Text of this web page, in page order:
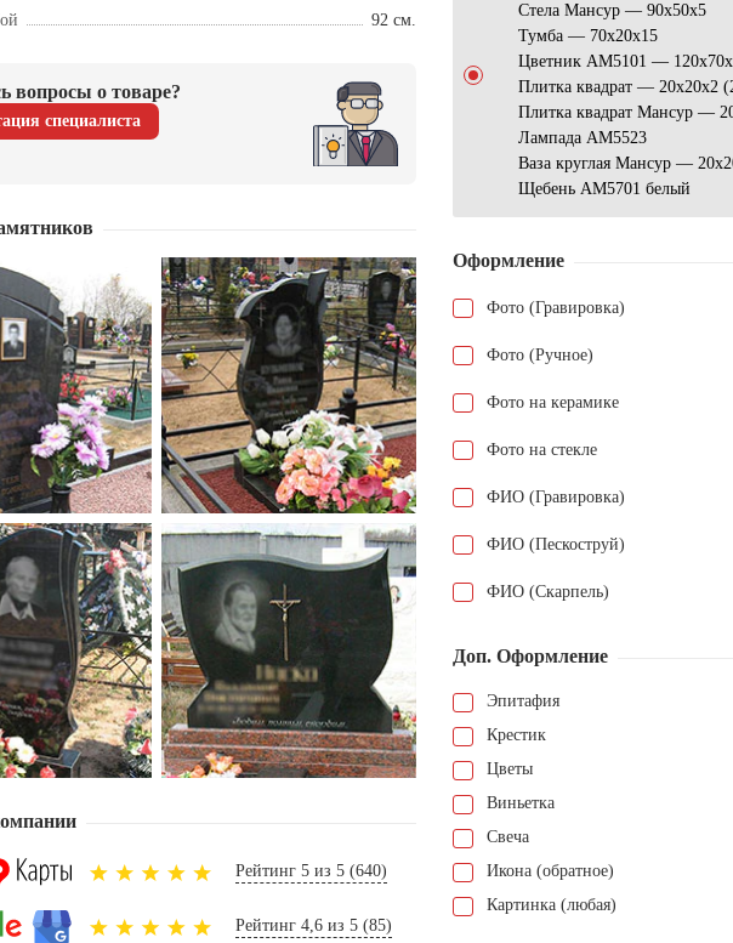
92 см.
вопросы о товаре?
специалиста
Рейтинг 5 из 5 (640)
Рейтинг 4,6 из 5 (85)
Стела Мансур — 90x50x5
Тумба — 70x20x15
Цветник АМ5101 —
Плитка квадрат — 20x20x2
Плитка квадрат Мансур —
Лампада AM5523
Ваза круглая Мансур —
Щебень AM5701 белый
Оформление
Фото (Гравировка)
Фото (Ручное)
Фото на керамике
Фото на стекле
ФИО (Гравировка)
ФИО (Пескоструй)
ФИО (Скарпель)
Доп. Оформление
Эпитафия
Крестик
Цветы
Виньетка
Свеча
Икона (обратное)
Картинка (любая)